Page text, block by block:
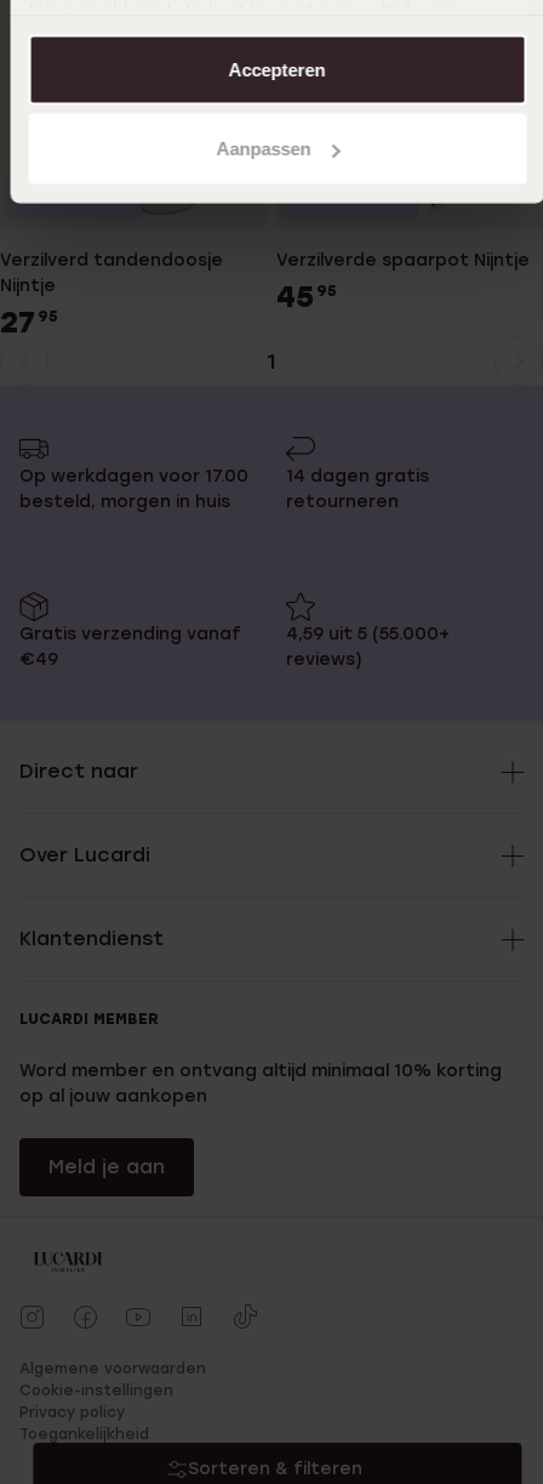
aanpassen. Lees er meer over in onscookiebeleid.
Accepteren
Aanpassen
Sorteren & filteren
Verzilverd tandendoosje
Nijntje
27 95
Verzilverde spaarpot Nijntje
45 95
1
Op werkdagen voor 17.00
besteld, morgen in huis
14 dagen gratis
retourneren
Gratis verzending vanaf
€49
4,59 uit 5 (55.000+
reviews)
Direct naar
Over Lucardi
Klantendienst
LUCARDI MEMBER
Word member en ontvang altijd minimaal 10% korting
op al jouw aankopen
Meld je aan
Algemene voorwaarden
Cookie-instellingen
Privacy policy
Toegankelijkheid